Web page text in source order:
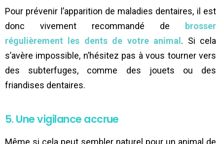
Pour prévenir l’apparition de maladies dentaires, il est
donc vivement recommandé de
brosser
régulièrement les dents de votre animal . Si cela
s’avère impossible, n’hésitez pas à vous tourner vers
des subterfuges, comme des jouets ou des
friandises dentaires.
5. Une vigilance accrue